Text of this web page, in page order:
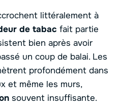
littéralement à
de tabac fait partie
bien après avoir
un coup de balai. Les
profondément dans
et même les murs,
souvent insuffisante.